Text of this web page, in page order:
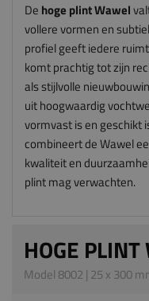
De hoge plint Wawel
vollere vormen en
profiel geeft iedere
komt prachtig tot zijn
als stijlvolle
uit hoogwaardig
vormvast is en geschikt
combineert de Wawel
kwaliteit en
plint mag verwachten.
HOGE
Model 8002 | 25 x 300